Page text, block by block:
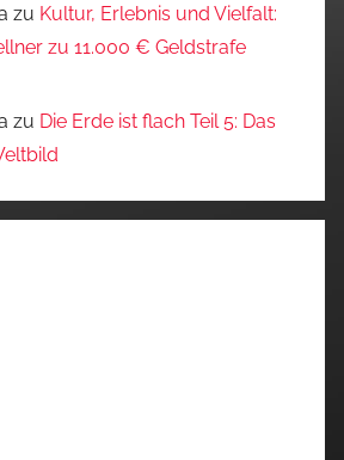
zu Kultur, Erlebnis und Vielfalt:
zu 11.000 € Geldstrafe
zu Die Erde ist flach Teil 5: Das